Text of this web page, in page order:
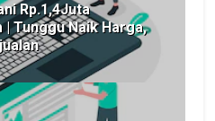
Rp.1,4Juta
Tunggu Naik Harga,